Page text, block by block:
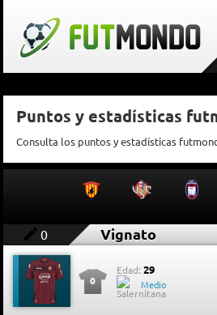
Puntos y estadísticas
Consulta los puntos y estadísticas
0 Vignato
0
Edad: 29
Medio